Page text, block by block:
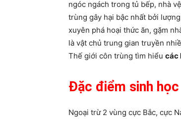
ngóc ngách trong tủ bếp, nhà
trùng gây hại bậc nhất bởi
xuyên phá hoại thức ăn, gặm
là vật chủ trung gian truyền
Thế giới côn trùng tìm hiểu các
Đặc điểm sinh học
Ngoại trừ 2 vùng cực Bắc, cực